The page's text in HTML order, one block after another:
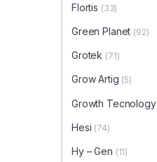
Flortis (33)
Green Planet (92)
Grotek (71)
Grow Artig (5)
Growth Tecnology
Hesi (74)
Hy – Gen (11)